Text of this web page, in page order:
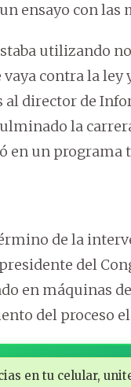
ensayo con las
utilizando
vaya contra la
director de
la
en un programa
de la
del
en máquinas
del proceso
en tu celular,